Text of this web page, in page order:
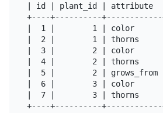
| id | plant_id | attribute
+----+----------+------------
|  1 |        1 | color
|  2 |        1 | thorns
|  3 |        2 | color      |
|  4 |        2 | thorns
|  5 |        2 | grows_from
|  6 |        3 | color      |
|  7 |        3 | thorns
+----+----------+------------